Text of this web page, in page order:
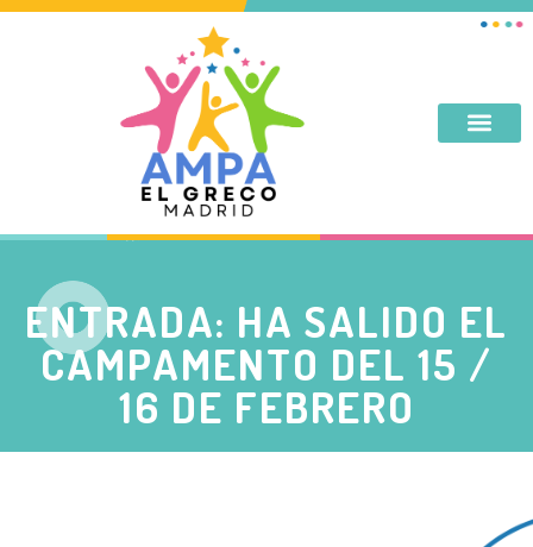
ENTRADA: HA SALIDO EL
CAMPAMENTO DEL 15 /
16 DE FEBRERO